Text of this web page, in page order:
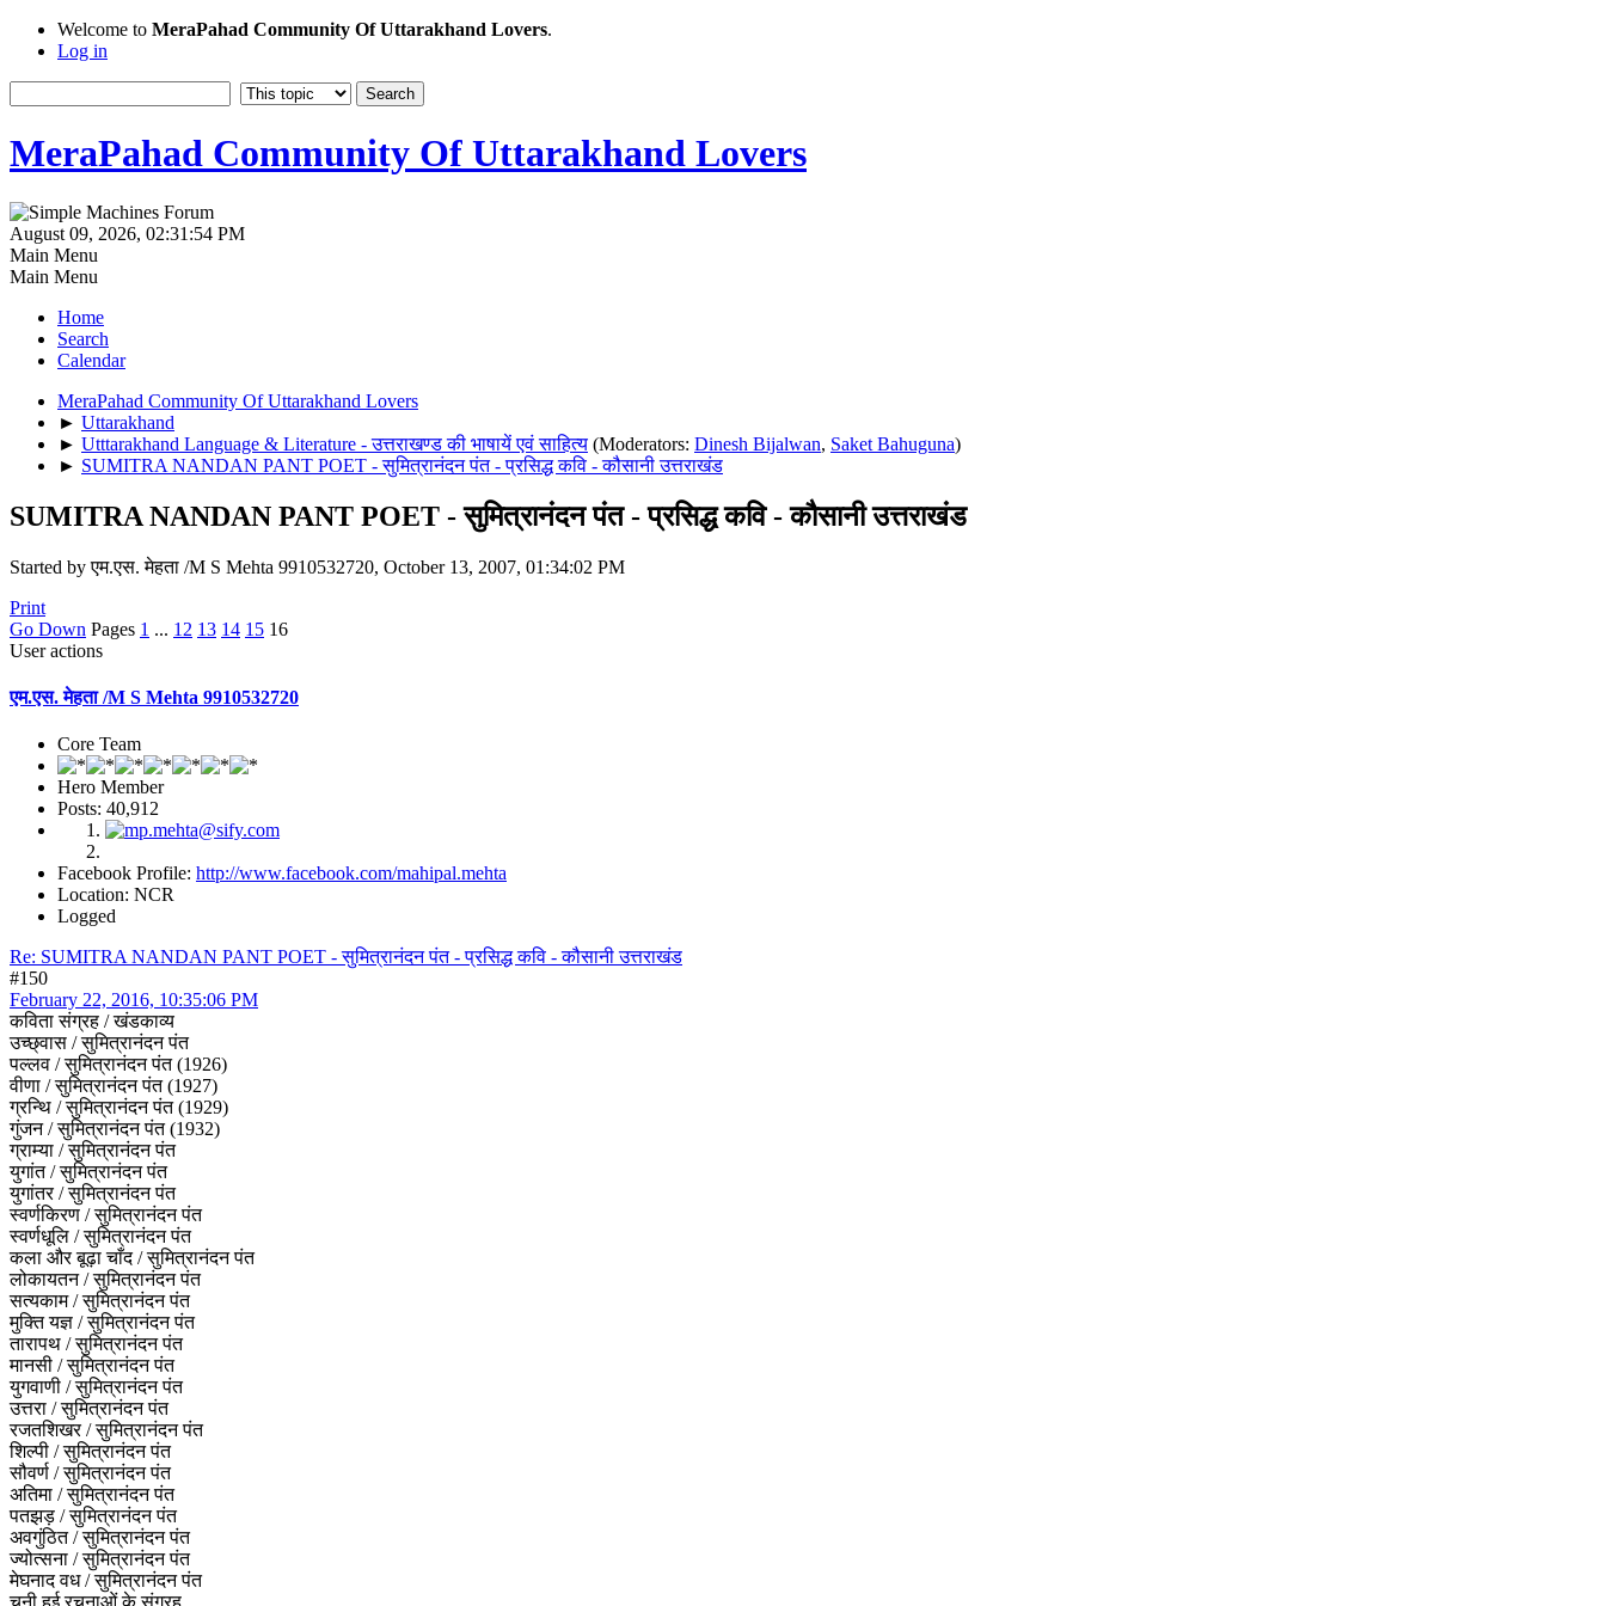
Welcome to MeraPahad Community Of Uttarakhand Lovers.
Log in
MeraPahad Community Of Uttarakhand Lovers
August 09, 2026, 02:31:54 PM
Main Menu
Main Menu
Home
Search
Calendar
MeraPahad Community Of Uttarakhand Lovers
► Uttarakhand
► Utttarakhand Language & Literature - उत्तराखण्ड की भाषायें एवं साहित्य (Moderators: Dinesh Bijalwan, Saket Bahuguna)
► SUMITRA NANDAN PANT POET - सुमित्रानंदन पंत - प्रसिद्ध कवि - कौसानी उत्तराखंड
SUMITRA NANDAN PANT POET - सुमित्रानंदन पंत - प्रसिद्ध कवि - कौसानी उत्तराखंड
Started by एम.एस. मेहता /M S Mehta 9910532720, October 13, 2007, 01:34:02 PM
Print
Go Down Pages 1 ... 12 13 14 15 16
User actions
एम.एस. मेहता /M S Mehta 9910532720
Core Team
Hero Member
Posts: 40,912
Facebook Profile: http://www.facebook.com/mahipal.mehta
Location: NCR
Logged
Re: SUMITRA NANDAN PANT POET - सुमित्रानंदन पंत - प्रसिद्ध कवि - कौसानी उत्तराखंड
#150
February 22, 2016, 10:35:06 PM
कविता संग्रह / खंडकाव्य
उच्छ्वास / सुमित्रानंदन पंत
पल्लव / सुमित्रानंदन पंत (1926)
वीणा / सुमित्रानंदन पंत (1927)
ग्रन्थि / सुमित्रानंदन पंत (1929)
गुंजन / सुमित्रानंदन पंत (1932)
ग्राम्‍या / सुमित्रानंदन पंत
युगांत / सुमित्रानंदन पंत
युगांतर / सुमित्रानंदन पंत
स्वर्णकिरण / सुमित्रानंदन पंत
स्वर्णधूलि / सुमित्रानंदन पंत
कला और बूढ़ा चाँद / सुमित्रानंदन पंत
लोकायतन / सुमित्रानंदन पंत
सत्यकाम / सुमित्रानंदन पंत
मुक्ति यज्ञ / सुमित्रानंदन पंत
तारापथ / सुमित्रानंदन पंत
मानसी / सुमित्रानंदन पंत
युगवाणी / सुमित्रानंदन पंत
उत्तरा / सुमित्रानंदन पंत
रजतशिखर / सुमित्रानंदन पंत
शिल्पी / सुमित्रानंदन पंत
सौवर्ण / सुमित्रानंदन पंत
अतिमा / सुमित्रानंदन पंत
पतझड़ / सुमित्रानंदन पंत
अवगुंठित / सुमित्रानंदन पंत
ज्योत्सना / सुमित्रानंदन पंत
मेघनाद वध / सुमित्रानंदन पंत